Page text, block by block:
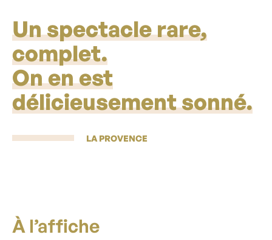
Un spectacle rare,
complet.
On en est
délicieusement sonné.
LA PROVENCE
À l’affiche